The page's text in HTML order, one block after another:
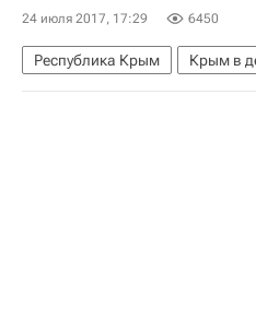
24 июля 2017, 17:29 6450
Республика Крым Крым в